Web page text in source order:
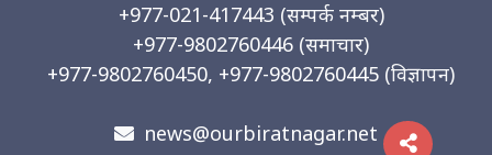
+977-021-417443 (सम्पर्क नम्बर)
+977-9802760446 (समाचार)
+977-9802760450, +977-9802760445 (विज्ञापन)
news@ourbiratnagar.net